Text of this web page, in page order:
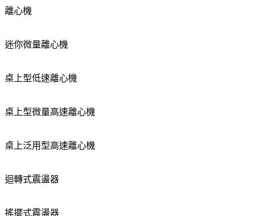
離心機
迷你微量離心機
桌上型低速離心機
桌上型微量高速離心機
桌上泛用型高速離心機
迴轉式震盪器
搖擺式震盪器